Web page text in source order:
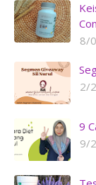
8/
2/
9
9/